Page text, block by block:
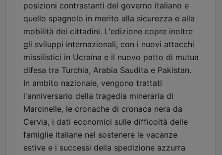
posizioni contrastanti del governo italiano e
quello spagnolo in merito alla sicurezza e alla
mobilità dei cittadini. L'edizione copre inoltre
gli sviluppi internazionali, con i nuovi attacchi
missilistici in Ucraina e il nuovo patto di mutua
difesa tra Turchia, Arabia Saudita e Pakistan.
In ambito nazionale, vengono trattati
l'anniversario della tragedia mineraria di
Marcinelle, le cronache di cronaca nera da
Cervia, i dati economici sulle difficoltà delle
famiglie italiane nel sostenere le vacanze
estive e i successi della spedizione azzurra